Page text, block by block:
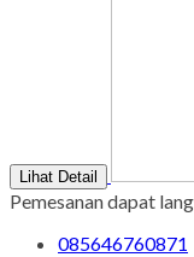
Lihat Detail
Pemesanan dapat
085646760871